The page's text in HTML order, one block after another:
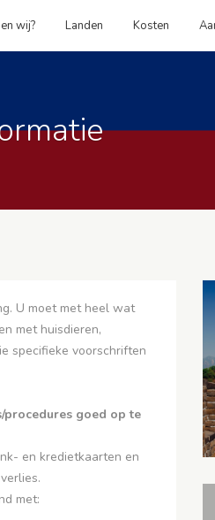
wij? Landen Kosten
U moet met heel wat
met huisdieren,
specifieke voorschriften
goed op te
en kredietkaarten en
met: